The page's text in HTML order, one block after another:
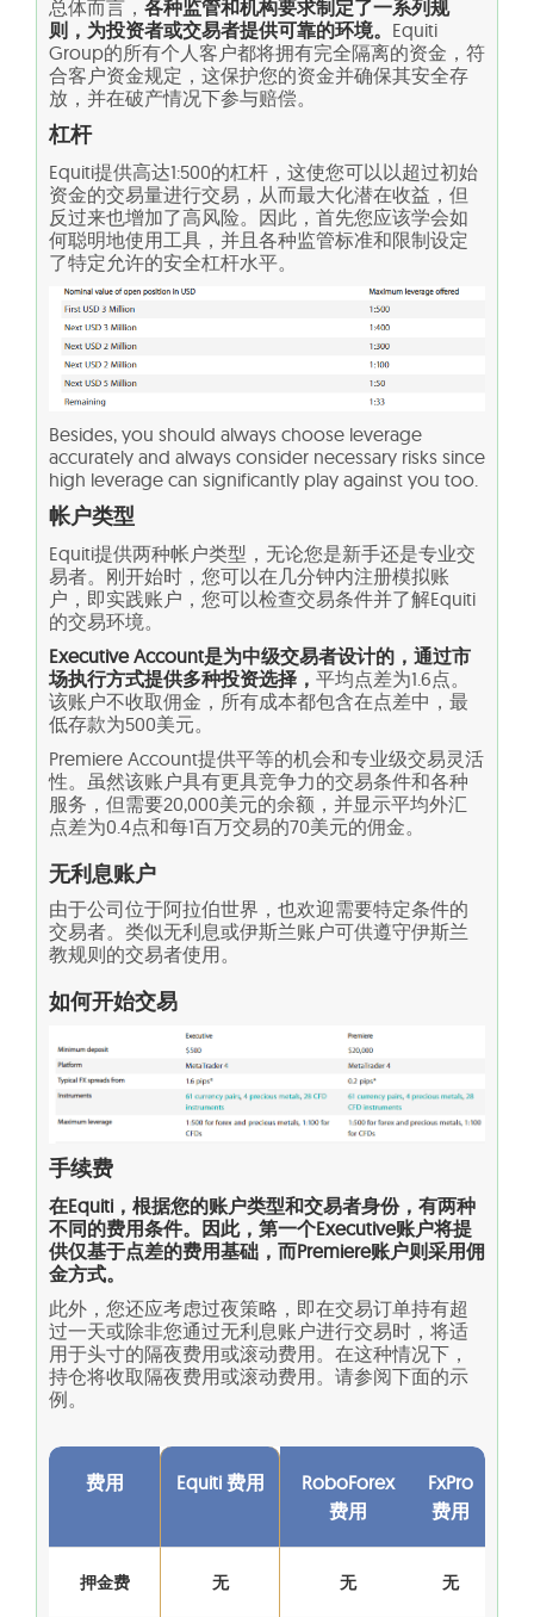
总体而言， 各种监管和机构要求制定了一系列规
则，为投资者或交易者提供可靠的环境。 Equiti
Group的所有个人客户都将拥有完全隔离的资金，符
合客户资金规定，这保护您的资金并确保其安全存
放，并在破产情况下参与赔偿。
杠杆
Equiti提供高达1:500的杠杆，这使您可以以超过初始
资金的交易量进行交易，从而最大化潜在收益，但
反过来也增加了高风险。因此，首先您应该学会如
何聪明地使用工具，并且各种监管标准和限制设定
了特定允许的安全杠杆水平。
Besides, you should always choose leverage
accurately and always consider necessary risks since
high leverage can significantly play against you too.
帐户类型
Equiti提供两种帐户类型，无论您是新手还是专业交
易者。刚开始时，您可以在几分钟内注册模拟账
户，即实践账户，您可以检查交易条件并了解Equiti
的交易环境。
Executive Account是为中级交易者设计的，通过市
场执行方式提供多种投资选择， 平均点差为1.6点。
该账户不收取佣金，所有成本都包含在点差中，最
低存款为500美元。
Premiere Account提供平等的机会和专业级交易灵活
性。虽然该账户具有更具竞争力的交易条件和各种
服务，但需要20,000美元的余额，并显示平均外汇
点差为0.4点和每1百万交易的70美元的佣金。
无利息账户
由于公司位于阿拉伯世界，也欢迎需要特定条件的
交易者。类似无利息或伊斯兰账户可供遵守伊斯兰
教规则的交易者使用。
如何开始交易
手续费
在Equiti，根据您的账户类型和交易者身份，有两种
不同的费用条件。因此，第一个Executive账户将提
供仅基于点差的费用基础，而Premiere账户则采用佣
金方式。
此外，您还应考虑过夜策略，即在交易订单持有超
过一天或除非您通过无利息账户进行交易时，将适
用于头寸的隔夜费用或滚动费用。在这种情况下，
持仓将收取隔夜费用或滚动费用。请参阅下面的示
例。
费用 Equiti 费用
RoboForex
费用
FxPro
费用
押金费 无 无 无